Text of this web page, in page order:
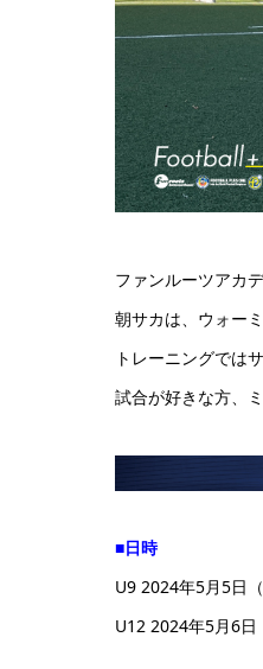
ファンルーツアカ
朝サカは、ウォー
トレーニングでは
試合が好きな方、
■日時
U9 2024年5月5日
U12 2024年5月6